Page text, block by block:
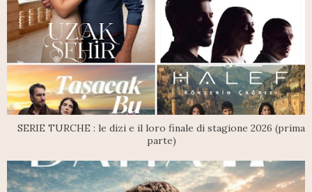
SERIE TURCHE : le dizi e il loro finale di stagione 2026 (prima
parte)